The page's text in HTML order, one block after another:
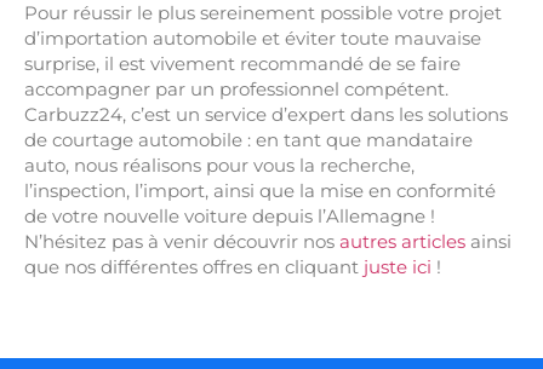
Pour réussir le plus sereinement possible votre projet
d’importation automobile et éviter toute mauvaise
surprise, il est vivement recommandé de se faire
accompagner par un professionnel compétent.
Carbuzz24, c’est un service d’expert dans les solutions
de courtage automobile : en tant que mandataire
auto, nous réalisons pour vous la recherche,
l’inspection, l’import, ainsi que la mise en conformité
de votre nouvelle voiture depuis l’Allemagne !
N’hésitez pas à venir découvrir nos autres articles ainsi
que nos différentes offres en cliquant juste ici !